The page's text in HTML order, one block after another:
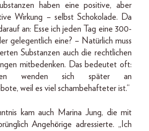
haben eine positive, aber
Wirkung – selbst Schokolade. Da
an: Esse ich jeden Tag eine 300-
gelegentlich eine? – Natürlich muss
Substanzen auch die rechtlichen
mitbedenken. Das bedeutet oft:
wenden sich später an
weil es viel schambehafteter ist.“
kam auch Marina Jung, die mit
Angehörige adressierte. „Ich